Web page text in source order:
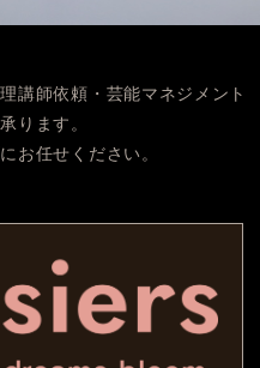
講師依頼・芸能マネジメント
ります。
お任せください。